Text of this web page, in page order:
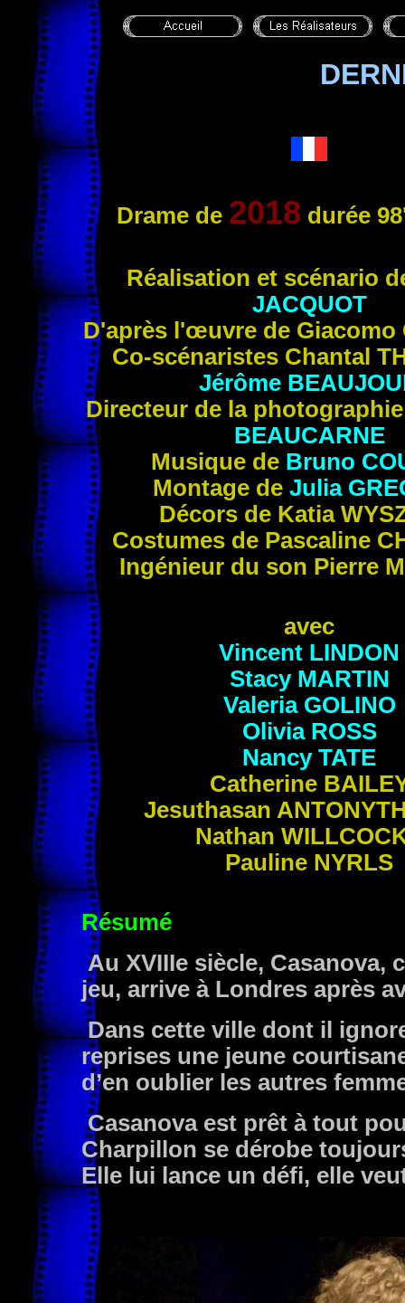
Drame de 2018 durée
Réalisation et scénario
JACQUOT
D'après l'œuvre de Giacomo
Co-scénaristes Chantal
Jérôme
Directeur de la
BEAUCARNE
Musique de Bruno
Montage de Julia
Décors de Katia
Costumes de Pascaline
Ingénieur du son Pierre
avec
Vincent LINDON
Stacy MARTIN
Valeria GOLINO
Olivia ROSS
Nancy TATE
Catherine
Jesuthasan
Nathan
Pauline NYRLS
Résumé
Au XVIIIe siècle,
jeu, arrive à Londres après
Dans cette ville dont il
reprises une jeune
d’en oublier les autres
Casanova est prêt à tout
Charpillon se dérobe
Elle lui lance un défi, elle